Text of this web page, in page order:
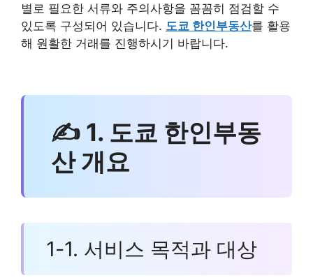
별로 필요한 서류와 주의사항을 꼼꼼히 점검할 수
있도록 구성되어 있습니다. 도쿄 한인부동산를 활용
해 원활한 거래를 진행하시기 바랍니다.
✍ 1. 도쿄 한인부동
산 개요
1-1. 서비스 목적과 대상